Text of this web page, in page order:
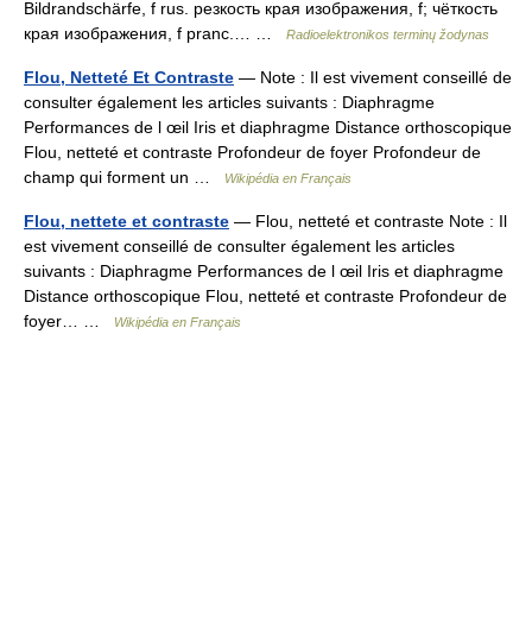
Bildrandschärfe, f rus. резкость края изображения, f; чёткость
края изображения, f pranc.… …
Radioelektronikos terminų žodynas
Flou, Netteté Et Contraste — Note : Il est vivement conseillé de
consulter également les articles suivants : Diaphragme
Performances de l œil Iris et diaphragme Distance orthoscopique
Flou, netteté et contraste Profondeur de foyer Profondeur de
champ qui forment un …
Wikipédia en Français
Flou, nettete et contraste — Flou, netteté et contraste Note : Il
est vivement conseillé de consulter également les articles
suivants : Diaphragme Performances de l œil Iris et diaphragme
Distance orthoscopique Flou, netteté et contraste Profondeur de
foyer… …
Wikipédia en Français